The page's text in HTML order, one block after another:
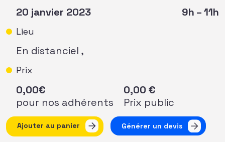
20 janvier 2023
Lieu
En distanciel ,
9h – 11h
Prix
0,00€
pour nos adhérents
0,00 €
Prix public
quantité de AFF Nouvelle Aquitaine - Webinaire sur le
Ajouter au panier Générer un devis